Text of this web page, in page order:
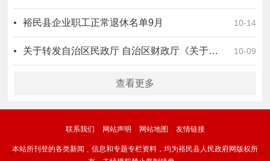
10-14
裕民县企业职工正常退休名单9月
10-09
关于转发自治区民政厅 自治区财政厅《关于印发＜新疆维吾尔自治区提高2025年城乡低保等救助保障标准工作方案＞的通知》的通知
查看更多
联系我们 网站声明 网站地图 友情链接
本站所刊登的各类新闻﹑信息和专题专栏资料，均为裕民县人民政府网版权所